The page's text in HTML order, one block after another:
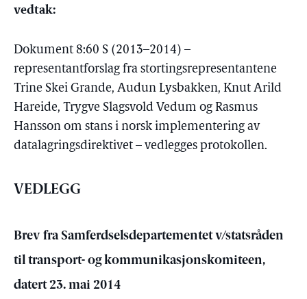
vedtak:
Dokument 8:60 S (2013–2014) –
representantforslag fra stortingsrepresentantene
Trine Skei Grande, Audun Lysbakken, Knut Arild
Hareide, Trygve Slagsvold Vedum og Rasmus
Hansson om stans i norsk implementering av
datalagringsdirektivet – vedlegges protokollen.
VEDLEGG
Brev fra Samferdselsdepartementet v/statsråden
til transport- og kommunikasjonskomiteen,
datert 23. mai 2014